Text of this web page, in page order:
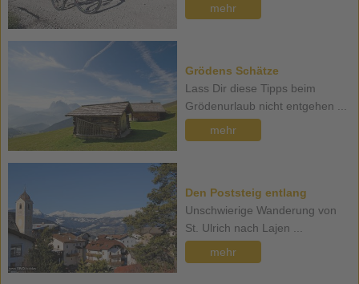
mehr
Grödens Schätze
Lass Dir diese Tipps beim
Grödenurlaub nicht entgehen ...
mehr
Den Poststeig entlang
Unschwierige Wanderung von
St. Ulrich nach Lajen ...
mehr